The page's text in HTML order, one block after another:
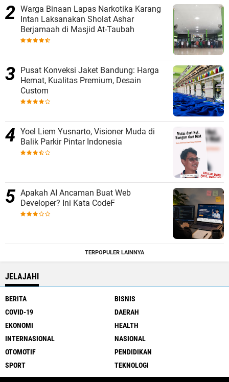
Warga Binaan Lapas Narkotika Karang
Intan Laksanakan Sholat Ashar
Berjamaah di Masjid At-Taubah
Pusat Konveksi Jaket Bandung: Harga
Hemat, Kualitas Premium, Desain
Custom
Yoel Liem Yusnarto, Visioner Muda di
Balik Parkir Pintar Indonesia
Apakah AI Ancaman Buat Web
Developer? Ini Kata CodeF
TERPOPULER LAINNYA
JELAJAHI
BERITA
BISNIS
COVID-19
DAERAH
EKONOMI
HEALTH
INTERNASIONAL
NASIONAL
OTOMOTIF
PENDIDIKAN
SPORT
TEKNOLOGI